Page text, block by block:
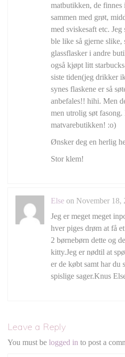
matbutikken, de finnes
sammen med grøt,
med sviskesaft etc. Jeg
ble like så gjerne slike,
glassflasker i andre
også kjøpt litt
siste tiden(jeg drikker
synes flaskene er så
anbefales!! hihi. Men
men utrolig søt fasong.
matvarebutikken! :o)
Ønsker deg en herlig
Stor klem!
Else on November 18,
Jeg er meget meget
hver piges drøm at få
2 børnebørn dette og
kitty.Jeg er nødtil at
er de købt samt har du
spislige sager.Knus
Leave a Reply
You must be logged in to post a